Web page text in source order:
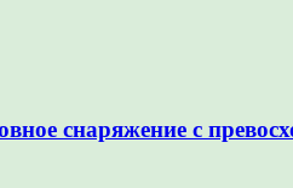
снаряжение с